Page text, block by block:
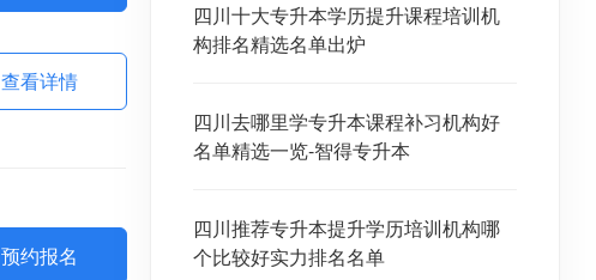
查看详情
预约报名
四川十大专升本学历提升课程培训机
构排名精选名单出炉
四川去哪里学专升本课程补习机构好
名单精选一览-智得专升本
四川推荐专升本提升学历培训机构哪
个比较好实力排名名单